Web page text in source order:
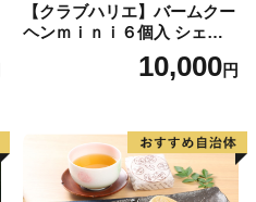
【クラブハリエ】バームクー
ヘンｍｉｎｉ６個入 シェア
ボックス 個包装【FC01W】
10,000円